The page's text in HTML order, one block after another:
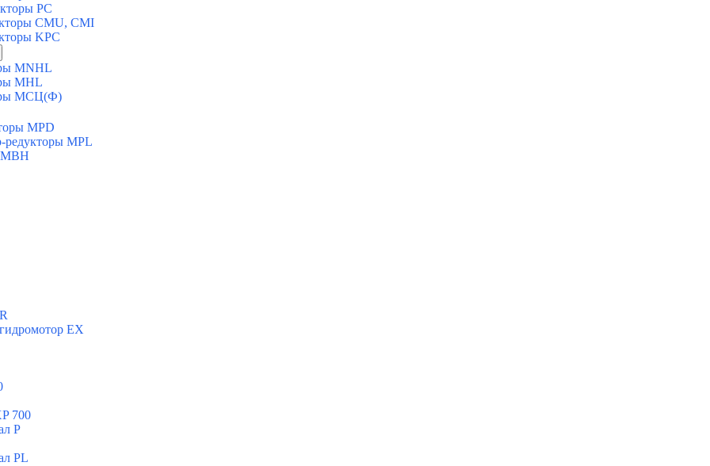
PC
CMU, CMI
KPC
MNHL
MHL
МСЦ(Ф)
MPD
редукторы MPL
ЕХ
700
Р
РL